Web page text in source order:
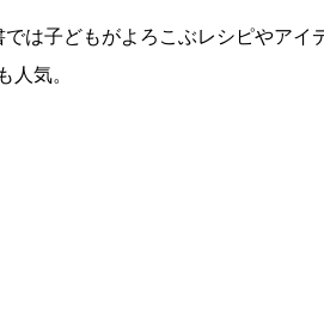
は子どもがよろこぶレシピやアイ
も人気。